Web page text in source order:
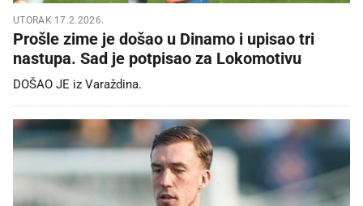
UTORAK 17.2.2026.
Prošle zime je došao u Dinamo i upisao tri
nastupa. Sad je potpisao za Lokomotivu
DOŠAO JE iz Varaždina.